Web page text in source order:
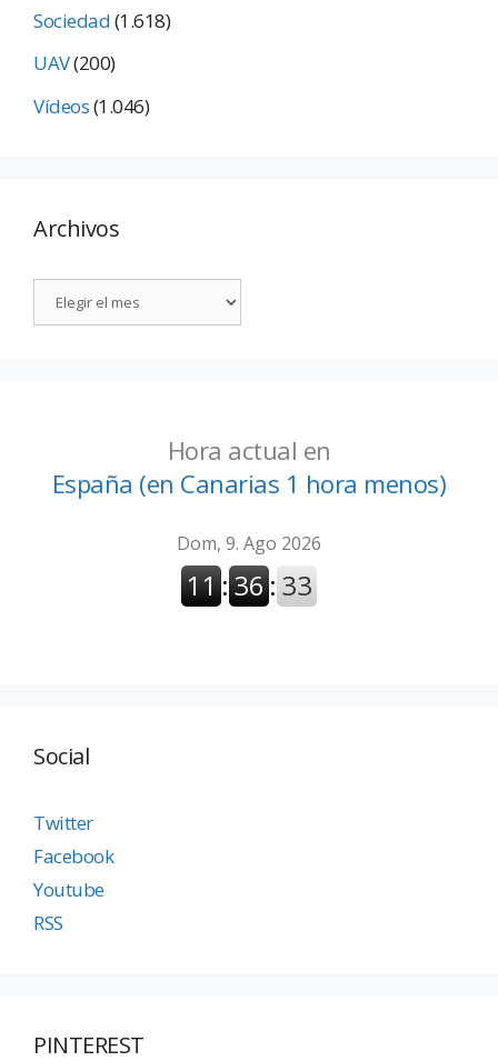
Sociedad(1.618)
UAV(200)
Vídeos(1.046)
Archivos
Hora actual en
España (en Canarias 1 hora menos)
Social
Twitter
Facebook
Youtube
RSS
PINTEREST